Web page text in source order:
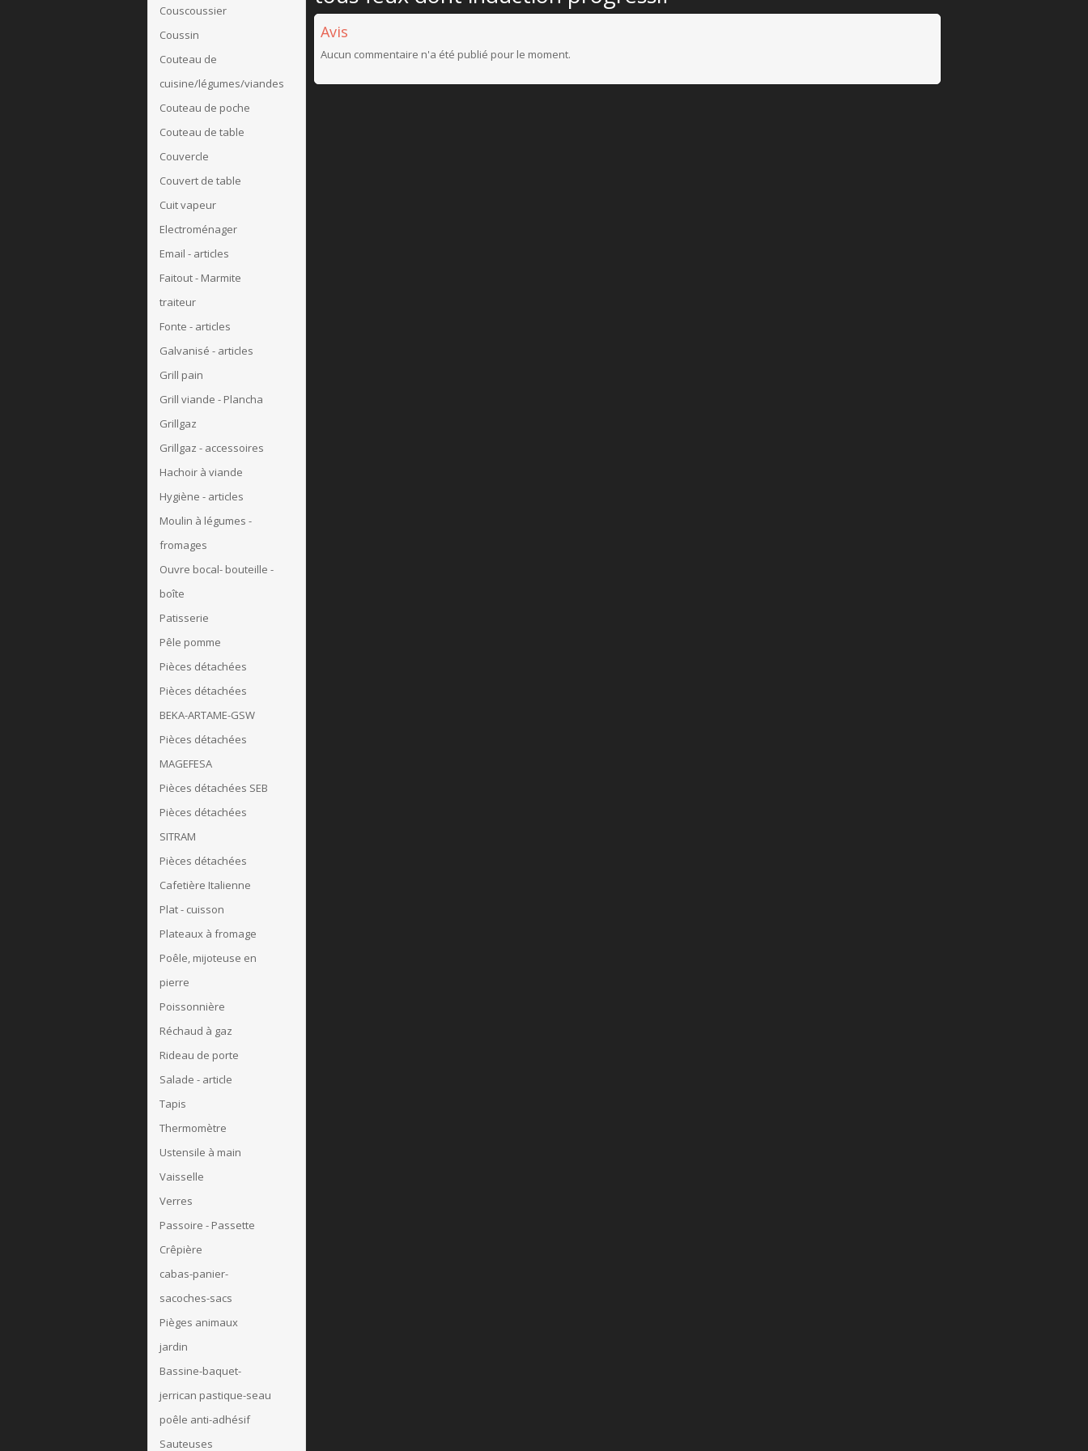
Couscoussier
Coussin
Couteau de
cuisine/légumes/viandes
Couteau de poche
Couteau de table
Couvercle
Couvert de table
Cuit vapeur
Electroménager
Email - articles
Faitout - Marmite
traiteur
Fonte - articles
Galvanisé - articles
Grill pain
Grill viande - Plancha
Grillgaz
Grillgaz - accessoires
Hachoir à viande
Hygiène - articles
Moulin à légumes -
fromages
Ouvre bocal- bouteille -
boîte
Patisserie
Pêle pomme
Pièces détachées
Pièces détachées
BEKA-ARTAME-GSW
Pièces détachées
MAGEFESA
Pièces détachées SEB
Pièces détachées
SITRAM
Pièces détachées
Cafetière Italienne
Plat - cuisson
Plateaux à fromage
Poêle, mijoteuse en
pierre
Poissonnière
Réchaud à gaz
Rideau de porte
Salade - article
Tapis
Thermomètre
Ustensile à main
Vaisselle
Verres
Passoire - Passette
Crêpière
cabas-panier-
sacoches-sacs
Pièges animaux
jardin
Bassine-baquet-
jerrican pastique-seau
poêle anti-adhésif
Sauteuses
Avis
Aucun commentaire n'a été publié pour le moment.